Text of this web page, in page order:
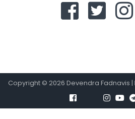
Copyright © 2026 Devendra Fadnavis |